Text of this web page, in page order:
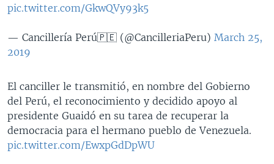
pic.twitter.com/GkwQVy93k5
— Cancillería Perú🇵🇪 (@CancilleriaPeru) March 25,
2019
El canciller le transmitió, en nombre del Gobierno
del Perú, el reconocimiento y decidido apoyo al
presidente Guaidó en su tarea de recuperar la
democracia para el hermano pueblo de Venezuela.
pic.twitter.com/EwxpGdDpWU